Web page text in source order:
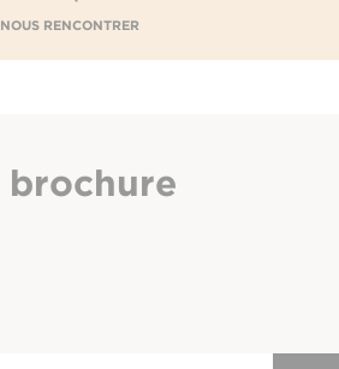
NOUS RENCONTRER
brochure